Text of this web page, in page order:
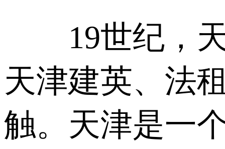
19世纪，天
天津建英、法
触。天津是一